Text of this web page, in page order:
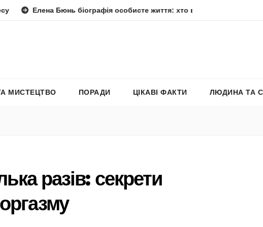
Бюнь біографія особисте життя: хто вона насправді Елена
МИСТЕЦТВО ПОРАДИ ЦІКАВІ ФАКТИ ЛЮДИНА ТА
разів: секрети